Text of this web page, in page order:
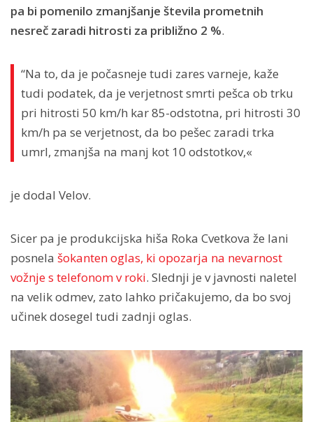
pa bi pomenilo zmanjšanje števila prometnih
nesreč zaradi hitrosti za približno 2 %.
“Na to, da je počasneje tudi zares varneje, kaže
tudi podatek, da je verjetnost smrti pešca ob trku
pri hitrosti 50 km/h kar 85-odstotna, pri hitrosti 30
km/h pa se verjetnost, da bo pešec zaradi trka
umrl, zmanjša na manj kot 10 odstotkov,«
je dodal Velov.
Sicer pa je produkcijska hiša Roka Cvetkova že lani
posnela šokanten oglas, ki opozarja na nevarnost
vožnje s telefonom v roki. Slednji je v javnosti naletel
na velik odmev, zato lahko pričakujemo, da bo svoj
učinek dosegel tudi zadnji oglas.